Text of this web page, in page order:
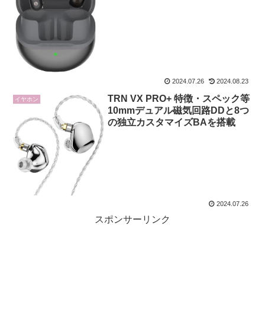
2024.07.26 2024.08.23
イヤホン
TRN VX PRO+ 特徴・スペック等
10mmデュアル磁気回路DDと8つ
の独立カスタマイズBAを搭載
2024.07.26
スポンサーリンク